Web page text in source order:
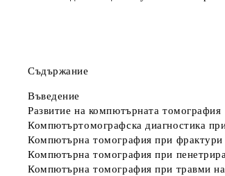
Съдържание
Въведение
Развитие на компютърната томография
Компютъртомографска диагностика
Компютърна томография при фрактури
Компютърна томография при
Компютърна томография при травми